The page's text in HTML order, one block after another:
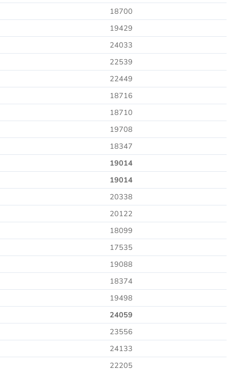
18700
19429
24033
22539
22449
18716
18710
19708
18347
19014
19014
20338
20122
18099
17535
19088
18374
19498
24059
23556
24133
22205